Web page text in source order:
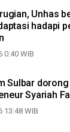
Unhas
hadapi
0:40 WIB
Sulbar
Syariah
13:48 WIB